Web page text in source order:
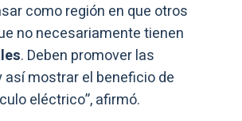
como región en que otros
no necesariamente tienen
. Deben promover las
mostrar el beneficio de
eléctrico”, afirmó.